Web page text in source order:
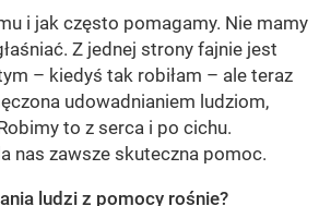
i jak często pomagamy. Nie mamy
Z jednej strony fajnie jest
– kiedyś tak robiłam – ale teraz
udowadnianiem ludziom,
to z serca i po cichu.
nas zawsze skuteczna pomoc.
ludzi z pomocy rośnie?